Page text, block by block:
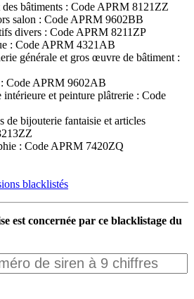
bâtiments : Code APRM 8121ZZ
salon : Code APRM 9602BB
divers : Code APRM 8211ZP
: Code APRM 4321AB
générale et gros œuvre de bâtiment :
Code APRM 9602AB
et peinture plâtrerie : Code
de bijouterie fantaisie et articles
: Code APRM 7420ZQ
blacklistés
est concernée par ce blacklistage du